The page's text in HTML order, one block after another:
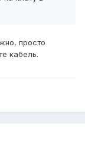
просто
кабель.